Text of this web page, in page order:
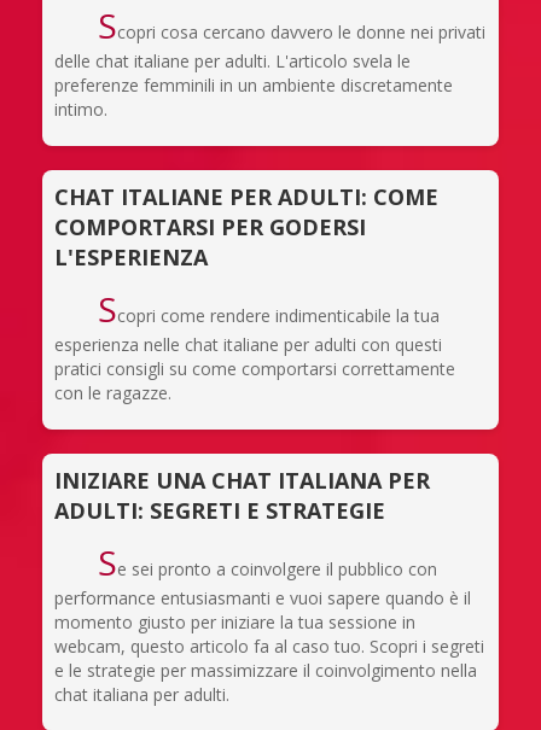
Scopri cosa cercano davvero le donne nei privati
delle chat italiane per adulti. L'articolo svela le
preferenze femminili in un ambiente discretamente
intimo.
CHAT ITALIANE PER ADULTI: COME
COMPORTARSI PER GODERSI
L'ESPERIENZA
Scopri come rendere indimenticabile la tua
esperienza nelle chat italiane per adulti con questi
pratici consigli su come comportarsi correttamente
con le ragazze.
INIZIARE UNA CHAT ITALIANA PER
ADULTI: SEGRETI E STRATEGIE
Se sei pronto a coinvolgere il pubblico con
performance entusiasmanti e vuoi sapere quando è il
momento giusto per iniziare la tua sessione in
webcam, questo articolo fa al caso tuo. Scopri i segreti
e le strategie per massimizzare il coinvolgimento nella
chat italiana per adulti.